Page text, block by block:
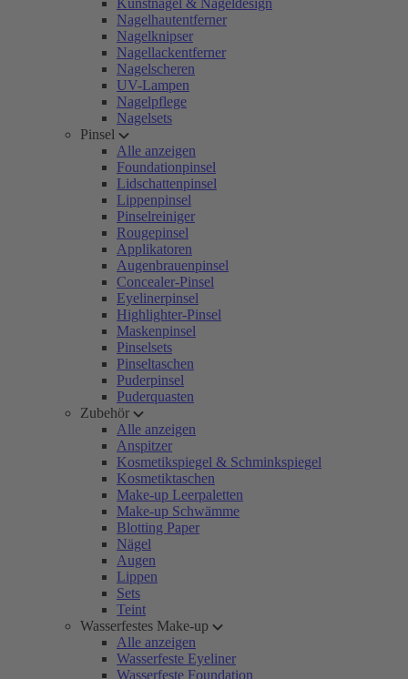
Kunstnägel & Nageldesign
Nagelhautentferner
Nagelknipser
Nagellackentferner
Nagelscheren
UV-Lampen
Nagelpflege
Nagelsets
Pinsel
Alle anzeigen
Foundationpinsel
Lidschattenpinsel
Lippenpinsel
Pinselreiniger
Rougepinsel
Applikatoren
Augenbrauenpinsel
Concealer-Pinsel
Eyelinerpinsel
Highlighter-Pinsel
Maskenpinsel
Pinselsets
Pinseltaschen
Puderpinsel
Puderquasten
Zubehör
Alle anzeigen
Anspitzer
Kosmetikspiegel & Schminkspiegel
Kosmetiktaschen
Make-up Leerpaletten
Make-up Schwämme
Blotting Paper
Nägel
Augen
Lippen
Sets
Teint
Wasserfestes Make-up
Alle anzeigen
Wasserfeste Eyeliner
Wasserfeste Foundation